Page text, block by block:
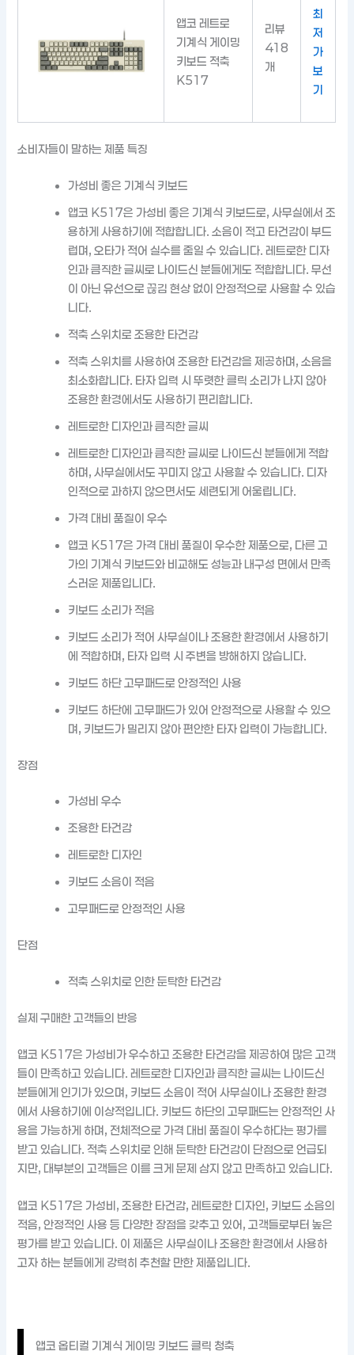
앱코 레트로
기계식 게이밍
키보드 적축
K517
리뷰
418
개
최
저
가
보
기
소비자들이 말하는 제품 특징
가성비 좋은 기계식 키보드
앱코 K517은 가성비 좋은 기계식 키보드로, 사무실에서 조
용하게 사용하기에 적합합니다. 소음이 적고 타건감이 부드
럽며, 오타가 적어 실수를 줄일 수 있습니다. 레트로한 디자
인과 큼직한 글씨로 나이드신 분들에게도 적합합니다. 무선
이 아닌 유선으로 끊김 현상 없이 안정적으로 사용할 수 있습
니다.
적축 스위치로 조용한 타건감
적축 스위치를 사용하여 조용한 타건감을 제공하며, 소음을
최소화합니다. 타자 입력 시 뚜렷한 클릭 소리가 나지 않아
조용한 환경에서도 사용하기 편리합니다.
레트로한 디자인과 큼직한 글씨
레트로한 디자인과 큼직한 글씨로 나이드신 분들에게 적합
하며, 사무실에서도 꾸미지 않고 사용할 수 있습니다. 디자
인적으로 과하지 않으면서도 세련되게 어울립니다.
가격 대비 품질이 우수
앱코 K517은 가격 대비 품질이 우수한 제품으로, 다른 고
가의 기계식 키보드와 비교해도 성능과 내구성 면에서 만족
스러운 제품입니다.
키보드 소리가 적음
키보드 소리가 적어 사무실이나 조용한 환경에서 사용하기
에 적합하며, 타자 입력 시 주변을 방해하지 않습니다.
키보드 하단 고무패드로 안정적인 사용
키보드 하단에 고무패드가 있어 안정적으로 사용할 수 있으
며, 키보드가 밀리지 않아 편안한 타자 입력이 가능합니다.
장점
가성비 우수
조용한 타건감
레트로한 디자인
키보드 소음이 적음
고무패드로 안정적인 사용
단점
적축 스위치로 인한 둔탁한 타건감
실제 구매한 고객들의 반응
앱코 K517은 가성비가 우수하고 조용한 타건감을 제공하여 많은 고객
들이 만족하고 있습니다. 레트로한 디자인과 큼직한 글씨는 나이드신
분들에게 인기가 있으며, 키보드 소음이 적어 사무실이나 조용한 환경
에서 사용하기에 이상적입니다. 키보드 하단의 고무패드는 안정적인 사
용을 가능하게 하며, 전체적으로 가격 대비 품질이 우수하다는 평가를
받고 있습니다. 적축 스위치로 인해 둔탁한 타건감이 단점으로 언급되
지만, 대부분의 고객들은 이를 크게 문제 삼지 않고 만족하고 있습니다.
앱코 K517은 가성비, 조용한 타건감, 레트로한 디자인, 키보드 소음의
적음, 안정적인 사용 등 다양한 장점을 갖추고 있어, 고객들로부터 높은
평가를 받고 있습니다. 이 제품은 사무실이나 조용한 환경에서 사용하
고자 하는 분들에게 강력히 추천할 만한 제품입니다.
앱코 옵티컬 기계식 게이밍 키보드 클릭 청축